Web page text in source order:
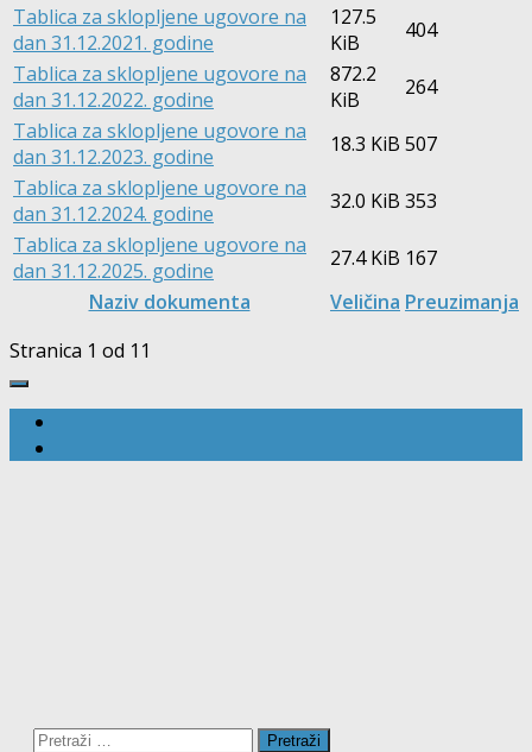
Naziv dokumenta Veličina Preuzimanja
Tablica za sklopljene ugovore na
dan 31.12.2021. godine
127.5
KiB
404
Tablica za sklopljene ugovore na
dan 31.12.2022. godine
872.2
KiB
264
Tablica za sklopljene ugovore na
dan 31.12.2023. godine
18.3 KiB 507
Tablica za sklopljene ugovore na
dan 31.12.2024. godine
32.0 KiB 353
Tablica za sklopljene ugovore na
dan 31.12.2025. godine
27.4 KiB 167
Stranica 1 od 1 1
Pretraži: